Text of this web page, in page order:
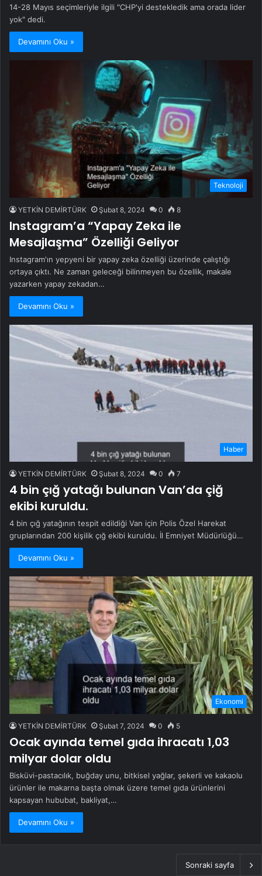
14-28 Mayıs seçimleriyle ilgili "CHP'yi destekledik ama orada lider
yok" dedi.
Devamını Oku »
Teknoloji
YETKİN DEMİRTÜRK Şubat 8, 2024 0 8
Instagram’a “Yapay Zeka ile
Mesajlaşma” Özelliği Geliyor
Instagram'ın yepyeni bir yapay zeka özelliği üzerinde çalıştığı
ortaya çıktı. Ne zaman geleceği bilinmeyen bu özellik, makale
yazarken yapay zekadan…
Devamını Oku »
Haber
YETKİN DEMİRTÜRK Şubat 8, 2024 0 7
4 bin çığ yatağı bulunan Van’da çiğ
ekibi kuruldu.
4 bin çığ yatağının tespit edildiği Van için Polis Özel Harekat
gruplarından 200 kişilik çığ ekibi kuruldu. İl Emniyet Müdürlüğü…
Devamını Oku »
Ekonomi
YETKİN DEMİRTÜRK Şubat 7, 2024 0 5
Ocak ayında temel gıda ihracatı 1,03
milyar dolar oldu
Bisküvi-pastacılık, buğday unu, bitkisel yağlar, şekerli ve kakaolu
ürünler ile makarna başta olmak üzere temel gıda ürünlerini
kapsayan hububat, bakliyat,…
Devamını Oku »
Sonraki sayfa